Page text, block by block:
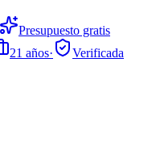
Presupuesto gratis
21 años·
Verificada